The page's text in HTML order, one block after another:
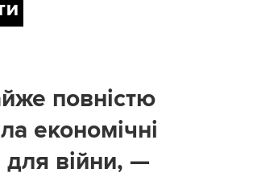
повністю
економічні
війни, —